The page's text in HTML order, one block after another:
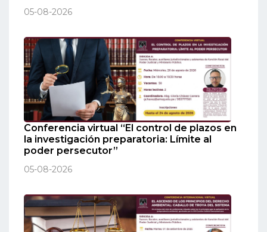
05-08-2026
Conferencia virtual “El control de plazos en
la investigación preparatoria: Límite al
poder persecutor”
05-08-2026